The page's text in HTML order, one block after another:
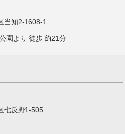
当知2-1608-1
園より 徒歩 約21分
七反野1-505